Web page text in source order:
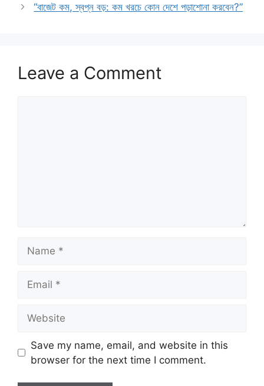
“বাজেট কম, স্বপ্ন বড়: কম খরচে কোন দেশে পড়াশোনা করবেন?”
Leave a Comment
Save my name, email, and website in this
browser for the next time I comment.